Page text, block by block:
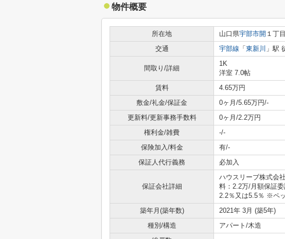
物件概要
所在地 山口県宇部市開 １丁
交通
宇部線 「 東新川 」駅
間取り/詳細
1K
洋室 7.0帖
賃料 4.65万円
敷金/礼金/保証金
0ヶ月/5.65万円/-
更新料/更新事務手数料
0ヶ月/2.2万円
権利金/雑費
-/-
保険加入/料金
有/-
保証人代行義務
必加入
保証会社詳細
ハウスリーブ株式会
料：2.2万/月額保証
2.2％又は5.5％ ※ペ
築年月(築年数) 2021年 3月 (築5年)
種別/構造
アパート/木造